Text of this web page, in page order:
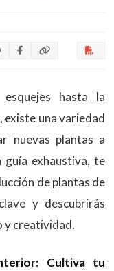
hasta la
existe una variedad
nuevas plantas a
exhaustiva, te
de plantas de
y descubrirás
y creatividad.
Cultiva tu